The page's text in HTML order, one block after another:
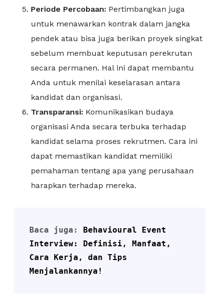
Periode Percobaan: Pertimbangkan juga
untuk menawarkan kontrak dalam jangka
pendek atau bisa juga berikan proyek singkat
sebelum membuat keputusan perekrutan
secara permanen. Hal ini dapat membantu
Anda untuk menilai keselarasan antara
kandidat dan organisasi.
Transparansi: Komunikasikan budaya
organisasi Anda secara terbuka terhadap
kandidat selama proses rekrutmen. Cara ini
dapat memastikan kandidat memiliki
pemahaman tentang apa yang perusahaan
harapkan terhadap mereka.
Baca juga:
Behavioural Event
Interview: Definisi, Manfaat,
Cara Kerja, dan Tips
Menjalankannya!